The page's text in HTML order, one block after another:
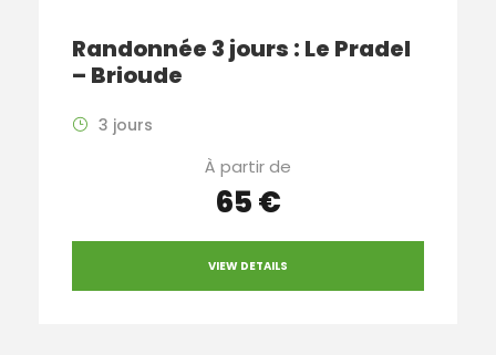
Randonnée 3 jours : Le Pradel
– Brioude
3 jours
À partir de
65 €
VIEW DETAILS